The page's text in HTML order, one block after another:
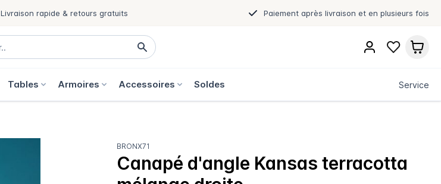
Livraison rapide & retours gratuits Paiement après livraison et en plusieurs fois
Tables Armoires Accessoires Soldes Service
BRONX71
Canapé d'angle Kansas terracotta